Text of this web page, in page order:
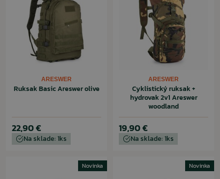
ARESWER
Ruksak Basic Areswer olive
22,90 €
Na sklade: 1ks
ARESWER
Cyklistický ruksak +
hydrovak 2v1 Areswer
woodland
19,90 €
Na sklade: 1ks
Novinka Novinka